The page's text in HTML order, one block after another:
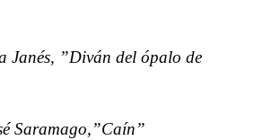
Janés, ”Diván del ópalo de
Saramago,”Caín”